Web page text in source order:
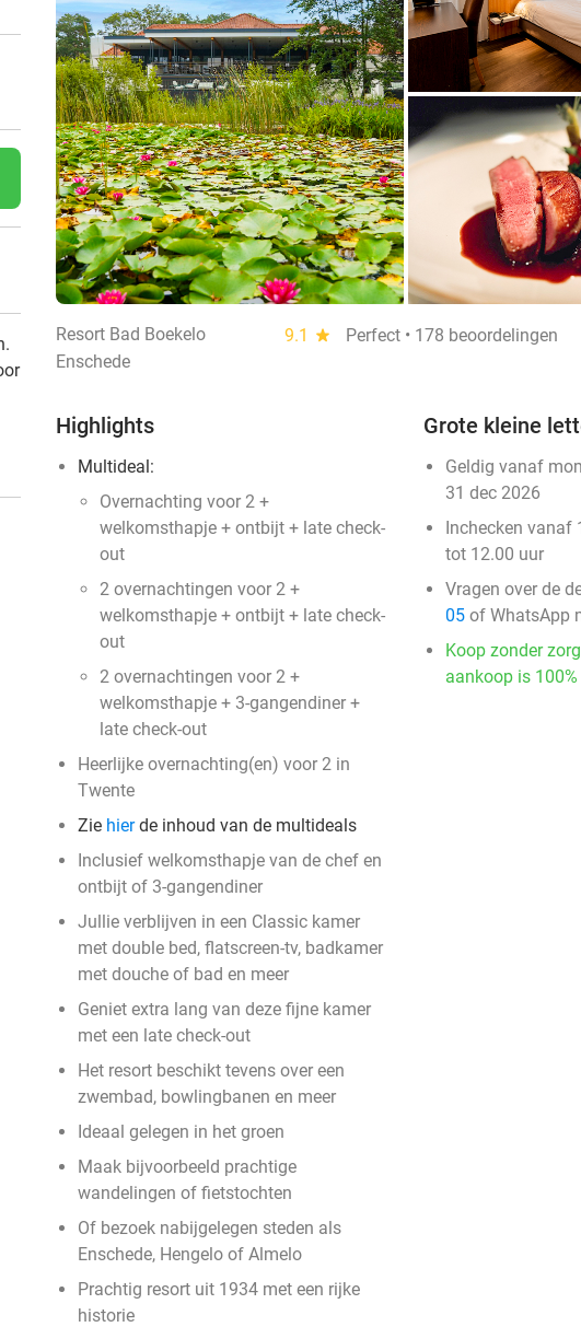
Resort Bad Boekelo 9.1 star
Perfect • 178 beoordelingen
Enschede
Highlights
Multideal:
Overnachting voor 2 +
welkomsthapje + ontbijt + late check-
out
2 overnachtingen voor 2 +
welkomsthapje + ontbijt + late check-
out
2 overnachtingen voor 2 +
welkomsthapje + 3-gangendiner +
late check-out
Heerlijke overnachting(en) voor 2 in
Twente
Zie hierde inhoud van de multideals
Inclusief welkomsthapje van de chef en
ontbijt of 3-gangendiner
Jullie verblijven in een Classic kamer
met double bed, flatscreen-tv, badkamer
met douche of bad en meer
Geniet extra lang van deze fijne kamer
met een late check-out
Het resort beschikt tevens over een
zwembad, bowlingbanen en meer
Ideaal gelegen in het groen
Maak bijvoorbeeld prachtige
wandelingen of fietstochten
Of bezoek nabijgelegen steden als
Enschede, Hengelo of Almelo
Prachtig resort uit 1934 met een rijke
historie
Grote kleine
Geldig vanaf
31 dec 2026
Inchecken vanaf
tot 12.00 uur
Vragen over de
05 of WhatsApp
Koop zonder
aankoop is